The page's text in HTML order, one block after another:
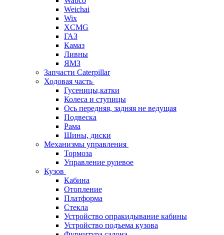
Weichai
Wix
XCMG
ГАЗ
Камаз
Ливны
ЯМЗ
Запчасти Caterpillar
Ходовая часть
Гусеницы,катки
Колеса и ступицы
Ось передняя, задняя не ведущая
Подвеска
Рама
Шины, диски
Механизмы управления
Тормоза
Управление рулевое
Кузов
Кабина
Отопление
Платформа
Стекла
Устройство опракидывание кабины
Устройство подъема кузова